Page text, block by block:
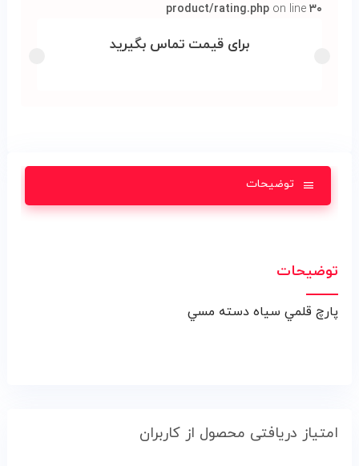
product/rating.php on line۳۰
برای قیمت تماس بگیرید
توضیحات
توضیحات
پارچ قلمي سياه دسته مسي
امتیاز دریافتی محصول از کاربران